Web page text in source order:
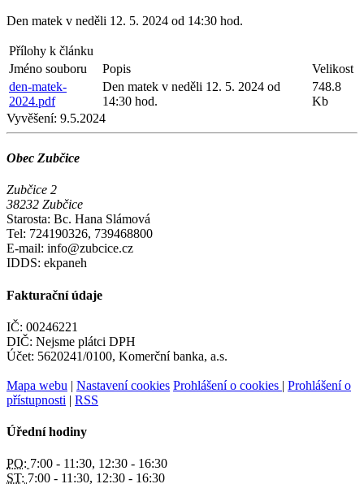
Den matek v neděli 12. 5. 2024 od 14:30 hod.
Přílohy k článku
Jméno souboru
Popis
Velikost
den-matek-
2024.pdf
Den matek v neděli 12. 5. 2024 od
14:30 hod.
748.8
Kb
Vyvěšení: 9.5.2024
Obec Zubčice
Zubčice 2
38232 Zubčice
Starosta: Bc. Hana Slámová
Tel: 724190326, 739468800
E-mail: info@zubcice.cz
IDDS: ekpaneh
Fakturační údaje
IČ: 00246221
DIČ: Nejsme plátci DPH
Účet: 5620241/0100, Komerční banka, a.s.
Mapa webu | Nastavení cookies Prohlášení o cookies | Prohlášení o
přístupnosti | RSS
Úřední hodiny
PO: 7:00 - 11:30, 12:30 - 16:30
ST: 7:00 - 11:30, 12:30 - 16:30